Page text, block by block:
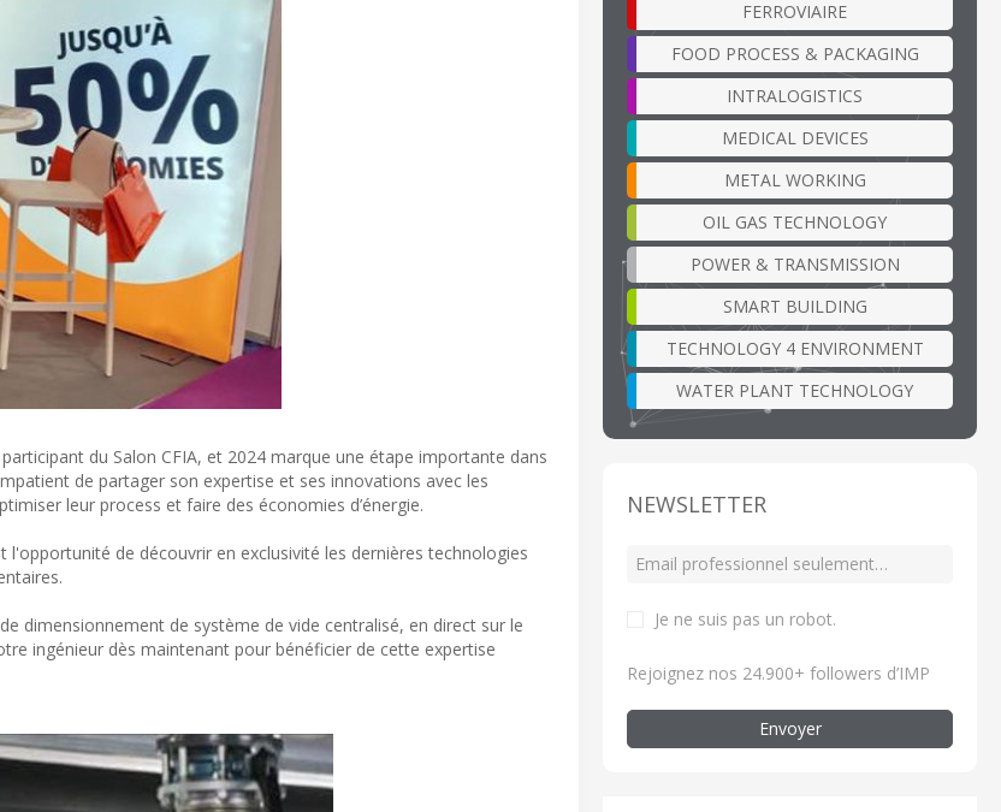
du Salon CFIA, et 2024 marque une étape importante dans
de partager son expertise et ses innovations avec les
leur process et faire des économies d’énergie.
l'opportunité de découvrir en exclusivité les dernières technologies
dimensionnement de système de vide centralisé, en direct sur le
ingénieur dès maintenant pour bénéficier de cette expertise
FERROVIAIRE
FOOD PROCESS & PACKAGING
INTRALOGISTICS
MEDICAL DEVICES
METAL WORKING
OIL GAS TECHNOLOGY
POWER & TRANSMISSION
SMART BUILDING
TECHNOLOGY 4 ENVIRONMENT
WATER PLANT TECHNOLOGY
NEWSLETTER
Je ne suis pas un robot.
Rejoignez nos 24.900+ followers d’IMP
Envoyer